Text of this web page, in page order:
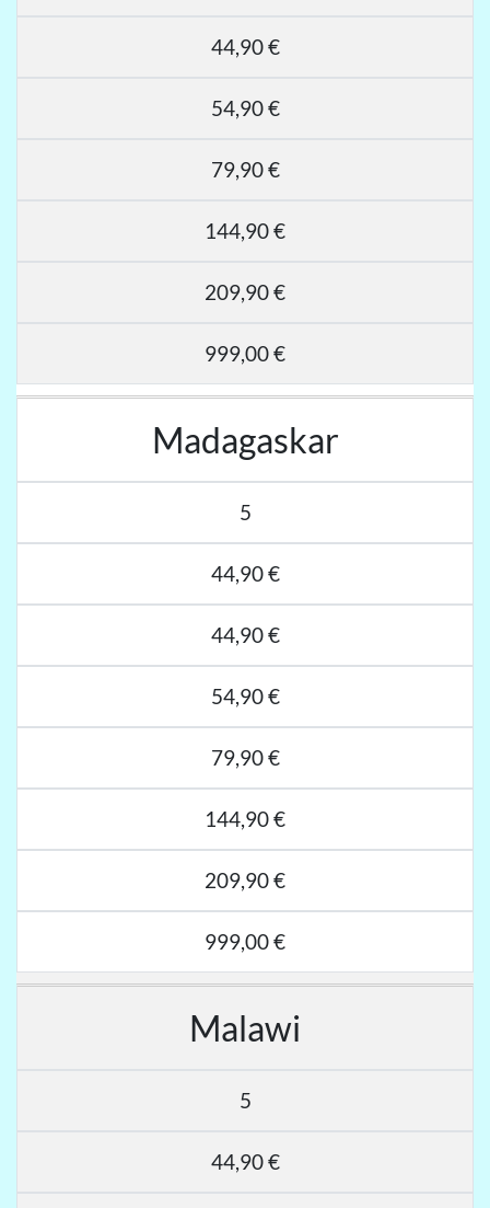
44,90 €
54,90 €
79,90 €
144,90 €
209,90 €
999,00 €
Madagaskar
5
44,90 €
44,90 €
54,90 €
79,90 €
144,90 €
209,90 €
999,00 €
Malawi
5
44,90 €